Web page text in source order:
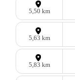
5,50 km
5,63 km
5,83 km